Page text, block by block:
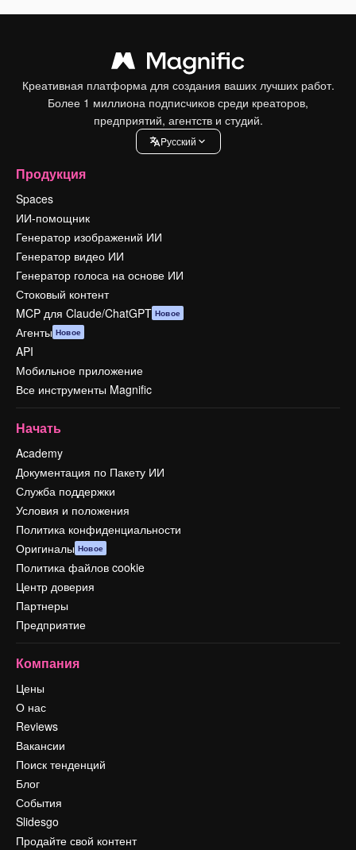
Креативная платформа для создания ваших лучших работ.
Более 1 миллиона подписчиков среди креаторов,
предприятий, агентств и студий.
Pусский
Продукция
Spaces
ИИ-помощник
Генератор изображений ИИ
Генератор видео ИИ
Генератор голоса на основе ИИ
Стоковый контент
MCP для Claude/ChatGPT Новое
Агенты Новое
API
Мобильное приложение
Все инструменты Magnific
Начать
Academy
Документация по Пакету ИИ
Служба поддержки
Условия и положения
Политика конфиденциальности
Оригиналы Новое
Политика файлов cookie
Центр доверия
Партнеры
Предприятие
Компания
Цены
О нас
Reviews
Вакансии
Поиск тенденций
Блог
События
Slidesgo
Продайте свой контент